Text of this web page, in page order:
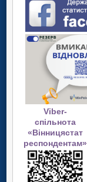
Viber-
спільнота
«Вінницястат
респондентам»